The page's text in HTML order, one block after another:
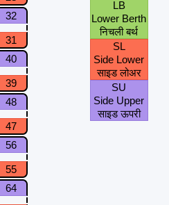
32
31
40
39
48
47
56
55
64
LB
Lower Berth
निचली बर्थ
SL
Side Lower
साइड लोअर
SU
Side Upper
साइड ऊपरी